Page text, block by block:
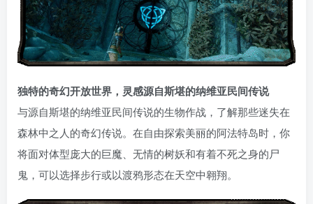
独特的奇幻开放世界，灵感源自斯堪的纳维亚民间传说
与源自斯堪的纳维亚民间传说的生物作战，了解那些迷失在
森林中之人的奇幻传说。在自由探索美丽的阿法特岛时，你
将面对体型庞大的巨魔、无情的树妖和有着不死之身的尸
鬼，可以选择步行或以渡鸦形态在天空中翱翔。